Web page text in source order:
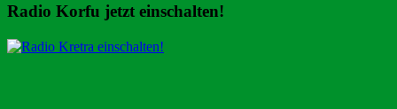
Radio Korfu jetzt einschalten!